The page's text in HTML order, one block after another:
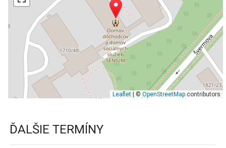
Leaflet| © OpenStreetMapcontributors
ĎALŠIE TERMÍNY